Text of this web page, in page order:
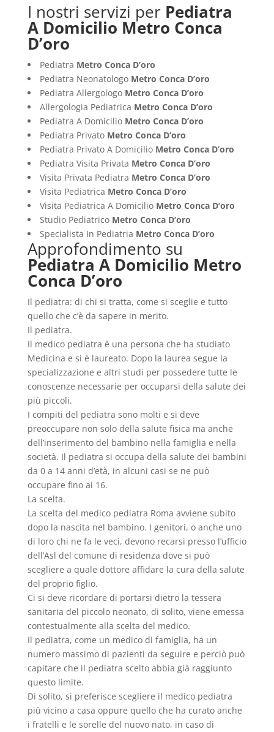
I nostri servizi per Pediatra
A Domicilio Metro Conca
D’oro
Pediatra Metro Conca D’oro
Pediatra Neonatologo Metro Conca D’oro
Pediatra Allergologo Metro Conca D’oro
Allergologia Pediatrica Metro Conca D’oro
Pediatra A Domicilio Metro Conca D’oro
Pediatra Privato Metro Conca D’oro
Pediatra Privato A Domicilio Metro Conca D’oro
Pediatra Visita Privata Metro Conca D’oro
Visita Privata Pediatra Metro Conca D’oro
Visita Pediatrica Metro Conca D’oro
Visita Pediatrica A Domicilio Metro Conca D’oro
Studio Pediatrico Metro Conca D’oro
Specialista In Pediatria Metro Conca D’oro
Approfondimento su
Pediatra A Domicilio Metro
Conca D’oro
Il pediatra: di chi si tratta, come si sceglie e tutto
quello che c’è da sapere in merito.
Il pediatra.
Il medico pediatra è una persona che ha studiato
Medicina e si è laureato. Dopo la laurea segue la
specializzazione e altri studi per possedere tutte le
conoscenze necessarie per occuparsi della salute dei
più piccoli.
I compiti del pediatra sono molti e si deve
preoccupare non solo della salute fisica ma anche
dell’inserimento del bambino nella famiglia e nella
società. Il pediatra si occupa della salute dei bambini
da 0 a 14 anni d’età, in alcuni casi se ne può
occupare fino ai 16.
La scelta.
La scelta del medico pediatra Roma avviene subito
dopo la nascita nel bambino. I genitori, o anche uno
di loro chi ne fa le veci, devono recarsi presso l’ufficio
dell’Asl del comune di residenza dove si può
scegliere a quale dottore affidare la cura della salute
del proprio figlio.
Ci si deve ricordare di portarsi dietro la tessera
sanitaria del piccolo neonato, di solito, viene emessa
contestualmente alla scelta del medico.
Il pediatra, come un medico di famiglia, ha un
numero massimo di pazienti da seguire e perciò può
capitare che il pediatra scelto abbia già raggiunto
questo limite.
Di solito, si preferisce scegliere il medico pediatra
più vicino a casa oppure quello che ha curato anche
i fratelli e le sorelle del nuovo nato, in caso di